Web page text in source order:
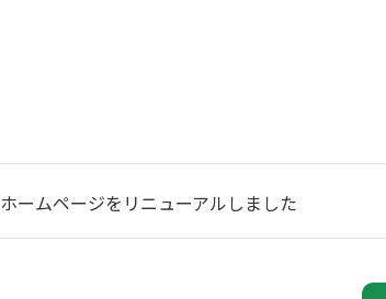
ホームページをリニューアルしました